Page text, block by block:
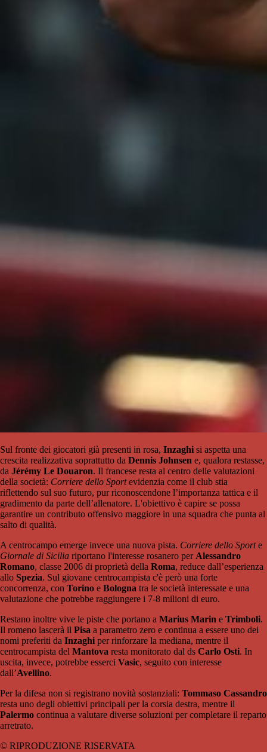
Sul fronte dei giocatori già presenti in rosa, Inzaghi si aspetta una
crescita realizzativa soprattutto da Dennis Johnsen e, qualora restasse,
da Jérémy Le Douaron. Il francese resta al centro delle valutazioni
della società: Corriere dello Sportevidenzia come il club stia
riflettendo sul suo futuro, pur riconoscendone l’importanza tattica e il
gradimento da parte dell’allenatore. L'obiettivo è capire se possa
garantire un contributo offensivo maggiore in una squadra che punta al
salto di qualità.
A centrocampo emerge invece una nuova pista. Corriere dello Sporte
Giornale di Sicilia riportano l'interesse rosanero perAlessandro
Romano, classe 2006 di proprietà della Roma, reduce dall’esperienza
allo Spezia. Sul giovane centrocampista c'è però una forte
concorrenza, con Torino e Bologna tra le società interessate e una
valutazione che potrebbe raggiungere i 7-8 milioni di euro.
Restano inoltre vive le piste che portano a Marius Marin e Trimboli.
Il romeno lascerà il Pisa a parametro zero e continua a essere uno dei
nomi preferiti da Inzaghi per rinforzare la mediana, mentre il
centrocampista del Mantova resta monitorato dal ds Carlo Osti. In
uscita, invece, potrebbe esserci Vasic, seguito con interesse
dall’Avellino.
Per la difesa non si registrano novità sostanziali: Tommaso Cassandro
resta uno degli obiettivi principali per la corsia destra, mentre il
Palermo continua a valutare diverse soluzioni per completare il reparto
arretrato.
© RIPRODUZIONE RISERVATA